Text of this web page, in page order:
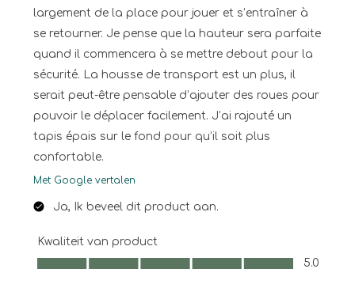
largement de la place pour jouer et s’entraîner à
se retourner. Je pense que la hauteur sera parfaite
quand il commencera à se mettre debout pour la
sécurité. La housse de transport est un plus, il
serait peut-être pensable d’ajouter des roues pour
pouvoir le déplacer facilement. J’ai rajouté un
tapis épais sur le fond pour qu’il soit plus
confortable.
Met Google vertalen
Ja, Ik beveel dit product aan.
Kwaliteit van product
Kwaliteit van product, 5.0 van 5
5.0